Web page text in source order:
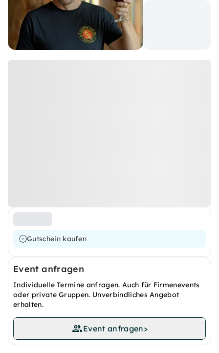
Gutschein kaufen
Event anfragen
Individuelle Termine anfragen. Auch für Firmenevents
oder private Gruppen. Unverbindliches Angebot
erhalten.
Event anfragen>